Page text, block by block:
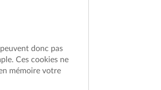
donc pas
Ces cookies ne
mémoire votre